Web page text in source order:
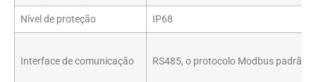
Nível de proteção IP68
Interface de comunicação RS485, o protocolo Modbus padrão